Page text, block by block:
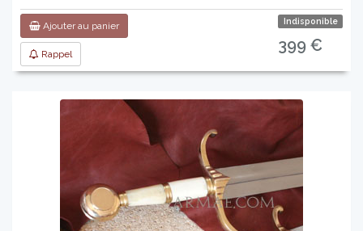
Ajouter au panier
Rappel
Indisponible
399 €